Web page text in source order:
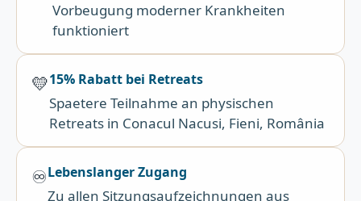
Vorbeugung moderner Krankheiten
funktioniert
💛15% Rabatt bei Retreats
Spaetere Teilnahme an physischen
Retreats in Conacul Nacusi, Fieni, România
♾️Lebenslanger Zugang
Zu allen Sitzungsaufzeichnungen aus